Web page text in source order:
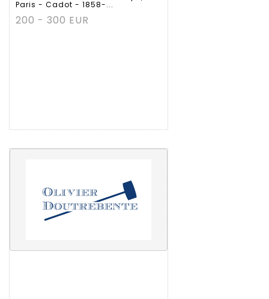
Paris - Cadot - 1858-...
200 - 300 EUR